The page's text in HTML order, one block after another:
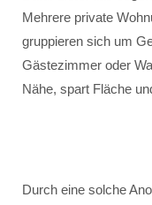
Mehrere private
gruppieren sich um
Gästezimmer oder
Nähe, spart Fläche
Durch eine solche